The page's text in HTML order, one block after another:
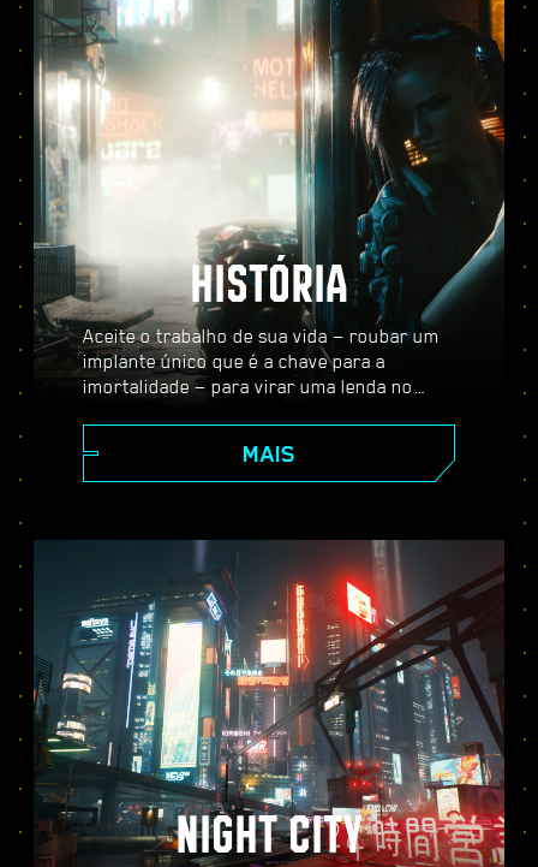
aprimorados, ação mais fluida e tudo o que
Cyberpunk 2077 no PS5® Pro tem a
oferecer.
HISTÓRIA
Aceite o trabalho de sua vida — roubar um
implante único que é a chave para a
imortalidade — para virar uma lenda no
pessoas ao seu redor. Aceite uma variedade
de serviços para ir de mercenário
desvenda os mistérios do inestimável
implante tão cobiçado por todos.
MAIS
NIGHT CITY